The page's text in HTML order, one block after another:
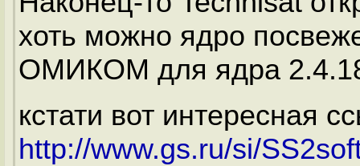
хоть можно ядро
ОМИКОМ для ядра
кстати вот интересная
http://www.gs.ru/si/